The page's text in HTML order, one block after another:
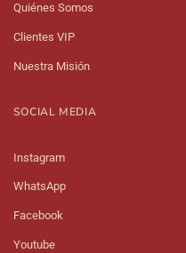
Quiénes Somos
Clientes VIP
Nuestra Misión
SOCIAL MEDIA
Instagram
WhatsApp
Facebook
Youtube